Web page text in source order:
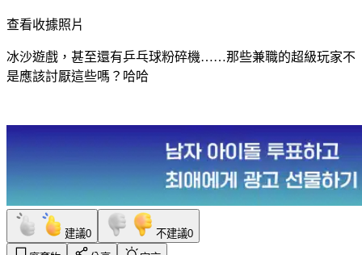
查看收據照片
冰沙遊戲，甚至還有乒乓球粉碎機……那些兼職的超級玩家不
是應該討厭這些嗎？哈哈
建議0 不建議0